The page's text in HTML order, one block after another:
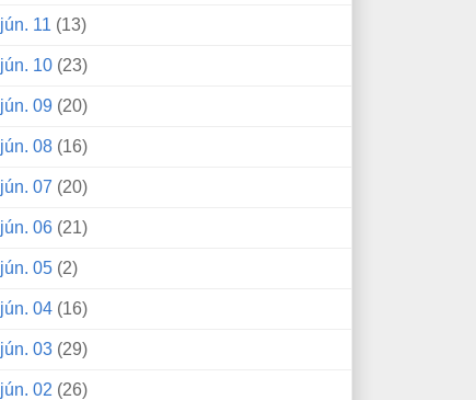
jún. 11 (13)
jún. 10 (23)
jún. 09 (20)
jún. 08 (16)
jún. 07 (20)
jún. 06 (21)
jún. 05 (2)
jún. 04 (16)
jún. 03 (29)
jún. 02 (26)